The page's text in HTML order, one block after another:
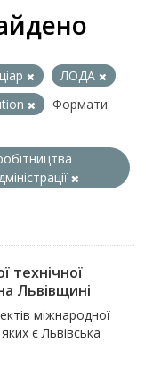
ЛОДА
Формати:
технічної
Львівщині
міжнародної
є Львівська